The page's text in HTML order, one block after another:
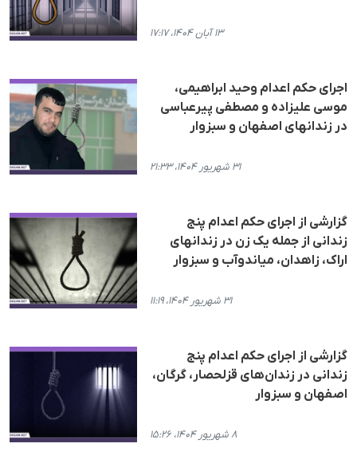
۱۳ آبان ۱۴۰۴، ۱۷:۱۷
اجرای حکم اعدام وحید ابراهیمی،
موسی علیزاده و مصطفی پیرعباسی
در زندانهای اصفهان و سبزوار
۳۱ شهریور ۱۴۰۴، ۲۱:۳۳
گزارشی از اجرای حکم اعدام پنج
زندانی از جملە یک زن در زندانهای
اراک، زاهدان، میاندوآب و سبزوار
۳۱ شهریور ۱۴۰۴، ۱۱:۱۹
گزارشی از اجرای حکم اعدام پنج
زندانی در زندان‌‌های قزلحصار، گرگان،
اصفهان و سبزوار
۸ شهریور ۱۴۰۴، ۱۵:۲۶